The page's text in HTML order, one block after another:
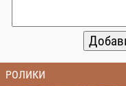
РОЛИКИ